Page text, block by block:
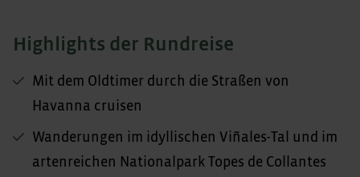
Highlights der Rundreise
Mit dem Oldtimer durch die Straßen von
Havanna cruisen
Wanderungen im idyllischen Viñales-Tal und im
artenreichen Nationalpark Topes de Collantes